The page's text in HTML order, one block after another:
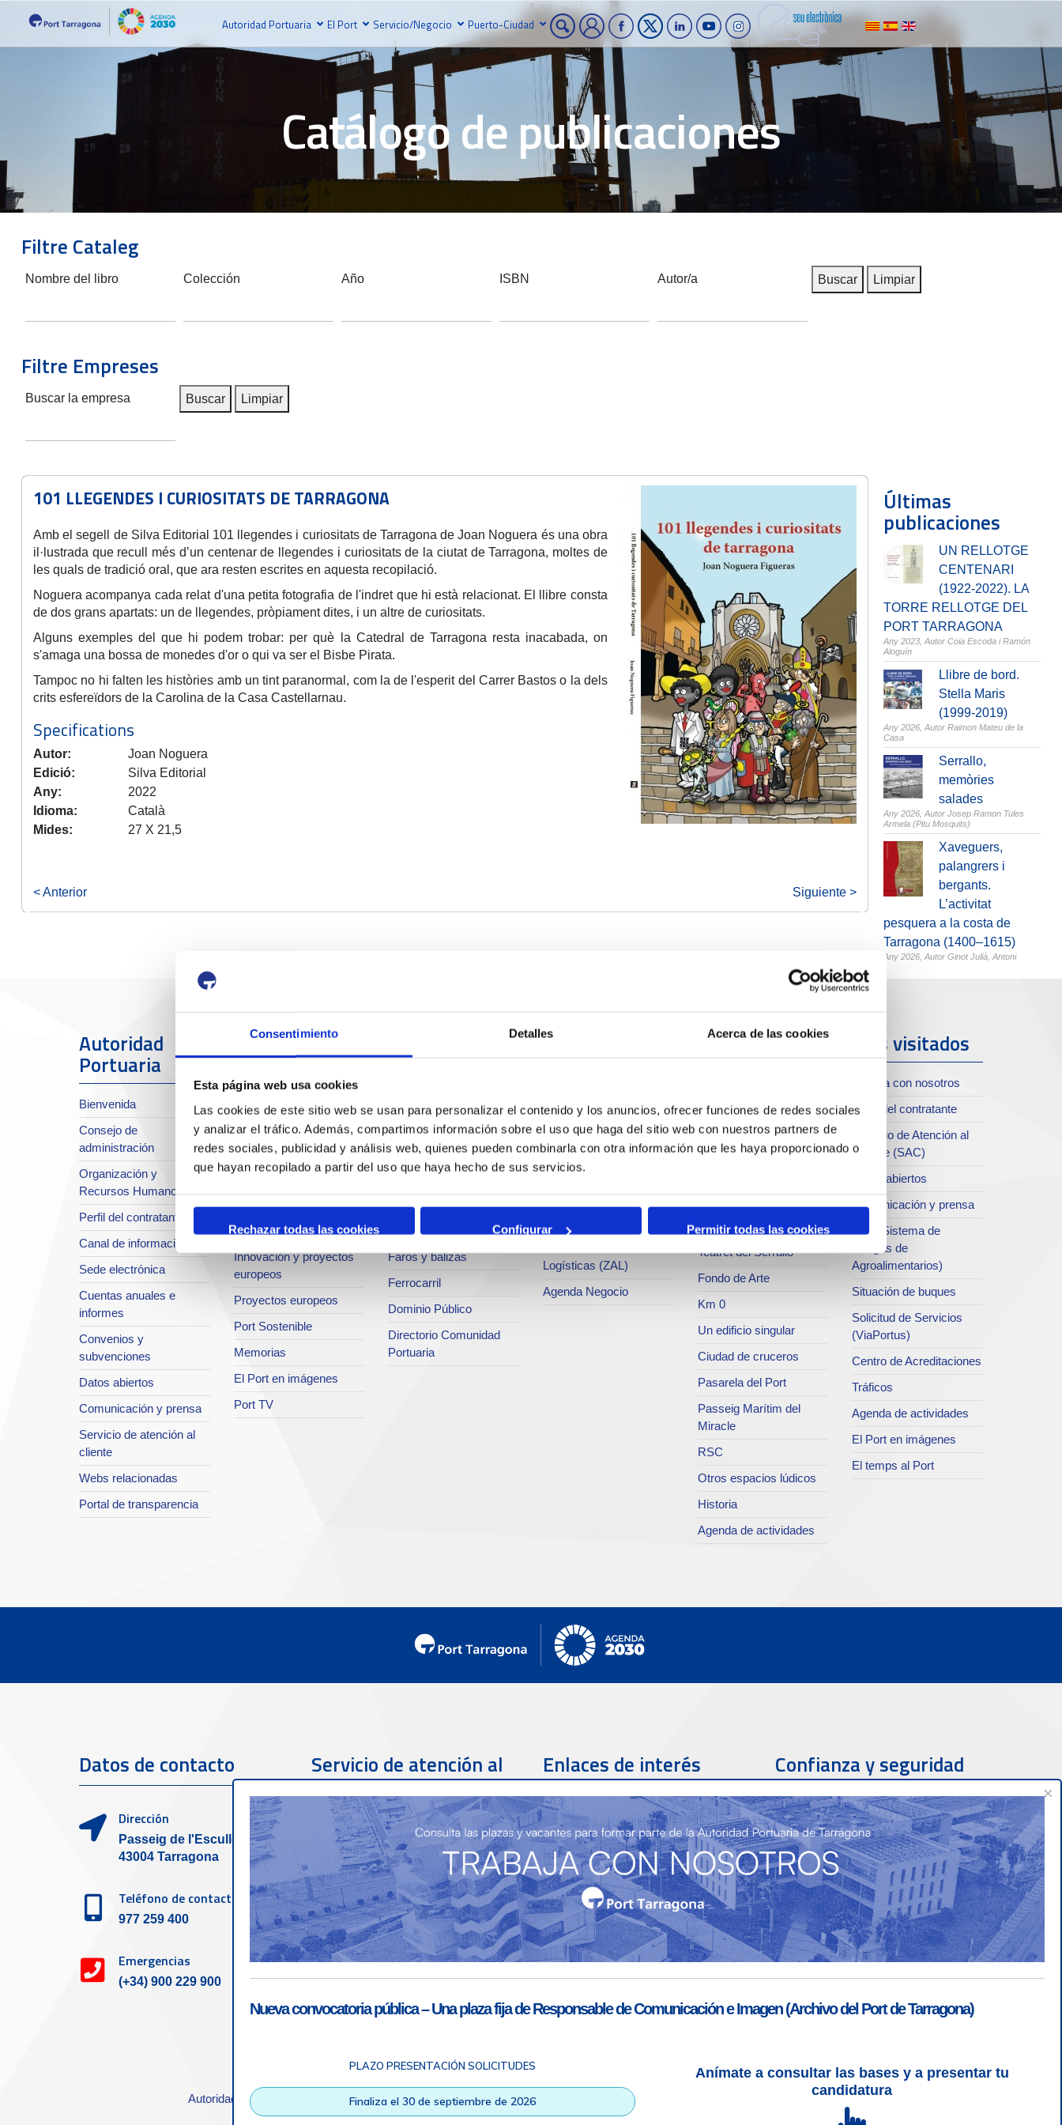
Consentimiento Detalles Acerca de las cookies
Esta página web usa cookies
Las cookies de este sitio web se usan para personalizar el contenido y los anuncios, ofrecer funciones de redes sociales
y analizar el tráfico. Además, compartimos información sobre el uso que haga del sitio web con nuestros partners de
redes sociales, publicidad y análisis web, quienes pueden combinarla con otra información que les haya proporcionado o
que hayan recopilado a partir del uso que haya hecho de sus servicios.
Rechazar todas las cookies Configurar Permitir todas las cookies
Autoridad Portuaria El Port Servicio/Negocio Puerto-Ciudad
Catálogo de publicaciones
Filtre Cataleg
Nombre del libro Colección Año ISBN Autor/a Buscar Limpiar
Filtre Empreses
Buscar la empresa Buscar Limpiar
101 LLEGENDES I CURIOSITATS DE TARRAGONA
Amb el segell de Silva Editorial 101 llegendes i curiositats de Tarragona de Joan Noguera és una obra
il·lustrada que recull més d’un centenar de llegendes i curiositats de la ciutat de Tarragona, moltes de
les quals de tradició oral, que ara resten escrites en aquesta recopilació.
Noguera acompanya cada relat d'una petita fotografia de l'indret que hi està relacionat. El llibre consta
de dos grans apartats: un de llegendes, pròpiament dites, i un altre de curiositats.
Alguns exemples del que hi podem trobar: per què la Catedral de Tarragona resta inacabada, on
s'amaga una bossa de monedes d'or o qui va ser el Bisbe Pirata.
Tampoc no hi falten les històries amb un tint paranormal, com la de l'esperit del Carrer Bastos o la dels
crits esfereïdors de la Carolina de la Casa Castellarnau.
Specifications
Autor:
Joan Noguera
Edició:
Silva Editorial
Any:
2022
Idioma:
Català
Mides:
27 X 21,5
< Anterior Siguiente >
Últimas
publicaciones
UN RELLOTGE
CENTENARI
(1922-2022). LA
TORRE RELLOTGE DEL
PORT TARRAGONA
Any 2023, Autor Coia Escoda i Ramón
Aloguín
Llibre de bord.
Stella Maris
(1999-2019)
Any 2026, Autor Raimon Mateu de la
Casa
Serrallo,
memòries
salades
Any 2026, Autor Josep Ramon Tules
Armela (Pitu Mosquits)
Xaveguers,
palangrers i
bergants.
L’activitat
pesquera a la costa de
Tarragona (1400–1615)
Any 2026, Autor Ginot Julià, Antoni
Autoridad
Portuaria
Bienvenida
Consejo de
administración
Organización y
Recursos Humanos
Perfil del contratante
Canal de información
Sede electrónica
Cuentas anuales e
informes
Convenios y
subvenciones
Datos abiertos
Comunicación y prensa
Servicio de atención al
cliente
Webs relacionadas
Portal de transparencia
El Puerto
Sobre el Port
Situación y accesos
Planificación estratégica
Infraestructuras en
desarrollo
Seguridad Integral
Sistema de Calidad
Innovación y proyectos
europeos
Proyectos europeos
Port Sostenible
Memorias
El Port en imágenes
Port TV
Bunkering
Servicios comerciales
Solicitud de Servicios
Tarifas y tasas
Centro de Acreditaciones
Faros y balizas
Ferrocarril
Dominio Público
Directorio Comunidad
Portuaria
Negocio
Estadísticas
SEA - (Sistema de
entregas de
agroalimentarios)
Terminales
Logísticas (ZAL)
Agenda Negocio
Puerto y
ciudad
Moll de Costa
Archivo del Port
Servicio de
Parc del Port
Museo del Port
Teatret del Serrallo
Fondo de Arte
Km 0
Un edificio singular
Ciudad de cruceros
Pasarela del Port
Passeig Marítim del
Miracle
RSC
Otros espacios lúdicos
Historia
Agenda de actividades
Más visitados
Trabaja con nosotros
Perfil del contratante
Servicio de Atención al
Clliente (SAC)
Datos abiertos
Comunicación y prensa
SEA (Sistema de
Entrgas de
Agroalimentarios)
Situación de buques
Solicitud de Servicios
(ViaPortus)
Centro de Acreditaciones
Tráficos
Agenda de actividades
El Port en imágenes
El temps al Port
Datos de contacto
Dirección
Passeig de l'Escullera s/n,
43004 Tarragona
Teléfono de contacto
977 259 400
Emergencias
(+34) 900 229 900
Servicio de atención al
cliente
Teléfono de contacto
977 259 462
Email de contacto
sac@porttarragona.cat
Información SAC
Enlaces de interés
Partners
Confianza y seguridad
Accesibilidad| Nota legal| Info RGPD| Información de grabación telefónica |SGSI|Login
Autoridad Portuaria de Tarragona © Todos los derechos reservados | Diseño Web Responsive | HTML 5 | CSS 3 | WCAG 2 y WW3C
×
Nueva convocatoria pública – Una plaza fija de Responsable de Comunicación e Imagen (Archivo del Port de Tarragona)
PLAZO PRESENTACIÓN SOLICITUDES
Finaliza el 30 de septiembre de 2026
Anímate a consultar las bases y a presentar tu
candidatura